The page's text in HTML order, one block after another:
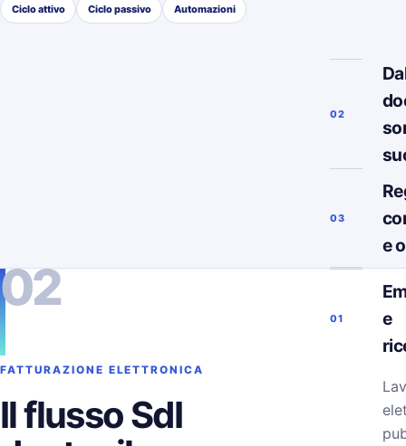
Ciclo attivo Ciclo passivo Automazioni
02
03
e
02
FATTURAZIONE ELETTRONICA
Il flusso SdI
01
e